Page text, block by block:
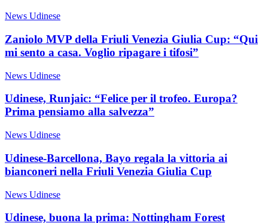
News Udinese
Zaniolo MVP della Friuli Venezia Giulia Cup: “Qui
mi sento a casa. Voglio ripagare i tifosi”
News Udinese
Udinese, Runjaic: “Felice per il trofeo. Europa?
Prima pensiamo alla salvezza”
News Udinese
Udinese-Barcellona, Bayo regala la vittoria ai
bianconeri nella Friuli Venezia Giulia Cup
News Udinese
Udinese, buona la prima: Nottingham Forest